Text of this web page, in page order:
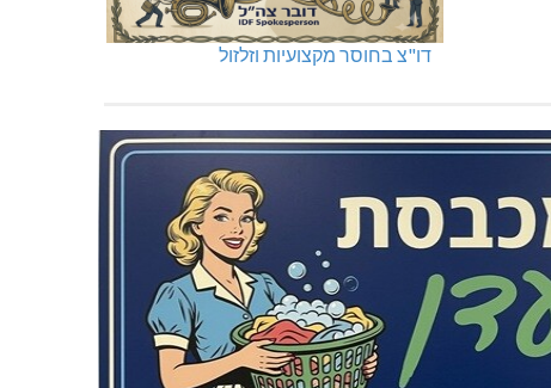
דו"צ בחוסר מקצועיות וזלזול